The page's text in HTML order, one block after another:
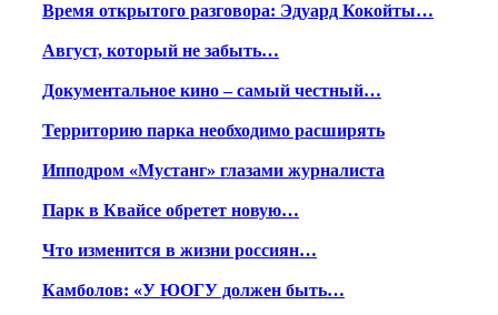
Время открытого разговора: Эдуард Кокойты…
Август, который не забыть…
Документальное кино – самый честный…
Территорию парка необходимо расширять
Ипподром «Мустанг» глазами журналиста
Парк в Квайсе обретет новую…
Что изменится в жизни россиян…
Камболов: «У ЮОГУ должен быть…